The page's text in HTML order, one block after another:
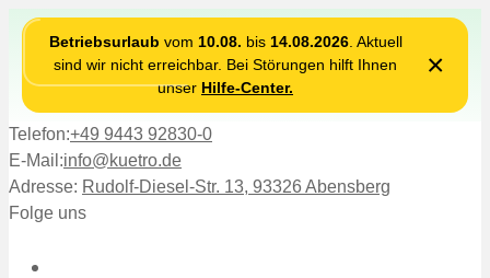
Betriebsurlaub vom 10.08. bis 14.08.2026. Aktuell
sind wir nicht erreichbar. Bei Störungen hilft Ihnen
unser Hilfe-Center.
×
Telefon:+49 9443 92830-0
E-Mail:info@kuetro.de
Adresse: Rudolf-Diesel-Str. 13, 93326 Abensberg
Folge uns